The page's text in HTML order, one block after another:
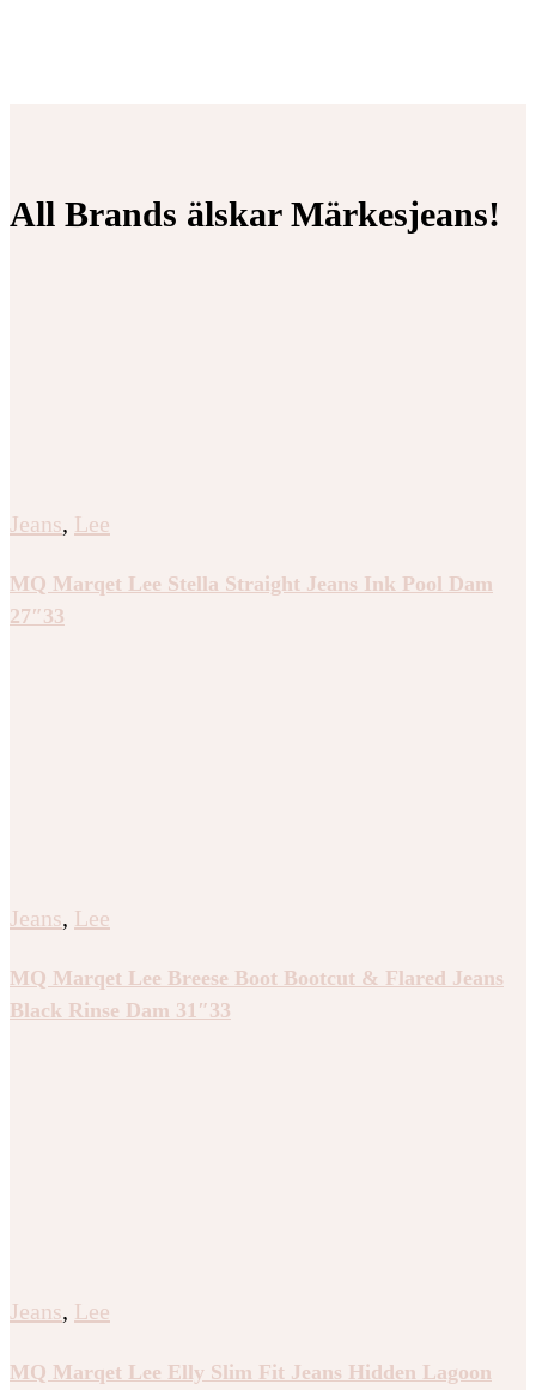
All Brands älskar Märkesjeans!
Jeans, Lee
MQ Marqet Lee Stella Straight Jeans Ink Pool Dam
27″33
Jeans, Lee
MQ Marqet Lee Breese Boot Bootcut & Flared Jeans
Black Rinse Dam 31″33
Jeans, Lee
MQ Marqet Lee Elly Slim Fit Jeans Hidden Lagoon